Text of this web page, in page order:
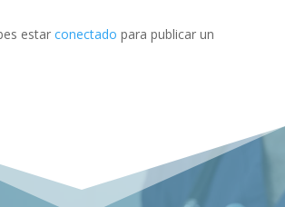
estar conectado para publicar un